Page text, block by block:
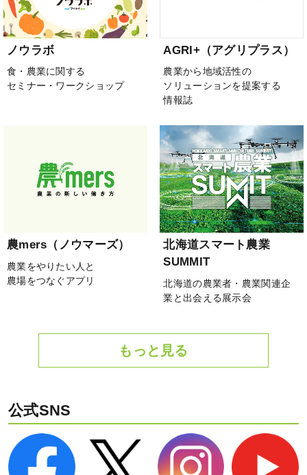
ノウラボ
食・農業に関する
セミナー・ワークショップ
AGRI+（アグリプラス）
農業から地域活性の
ソリューションを提案する
情報誌
農mers（ノウマーズ）
農業をやりたい人と
農場をつなぐアプリ
北海道スマート農業
SUMMIT
北海道の農業者・農業関連企
業と出会える展示会
もっと見る
公式SNS